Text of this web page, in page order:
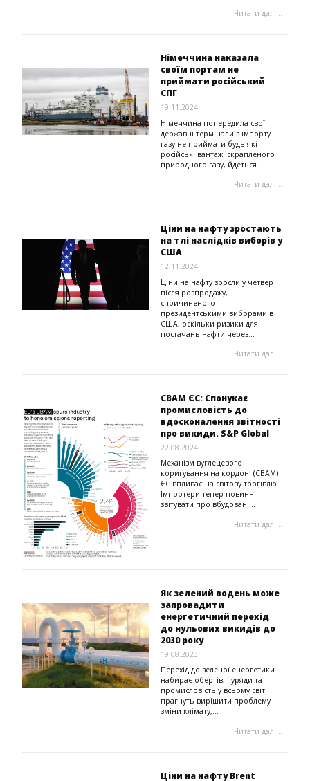
Читати далі...
Німеччина наказала
своїм портам не
приймати російський
СПГ
19.11.2024
Німеччина попередила свої
державні термінали з імпорту
газу не приймати будь-які
російські вантажі скрапленого
природного газу, йдеться...
Читати далі...
Ціни на нафту зростають
на тлі наслідків виборів у
США
12.11.2024
Ціни на нафту зросли у четвер
після розпродажу,
спричиненого
президентськими виборами в
США, оскільки ризики для
постачань нафти через...
Читати далі...
CBAM ЄС: Спонукає
промисловість до
вдосконалення звітності
про викиди. S&P Global
22.08.2024
Механізм вуглецевого
коригування на кордоні (CBAM)
ЄС впливає на світову торгівлю.
Імпортери тепер повинні
звітувати про вбудовані...
Читати далі...
Як зелений водень може
запровадити
енергетичний перехід
до нульових викидів до
2030 року
19.08.2023
Перехід до зеленої енергетики
набирає обертів, і уряди та
промисловість у всьому світі
прагнуть вирішити проблему
зміни клімату,...
Читати далі...
Ціни на нафту Brent